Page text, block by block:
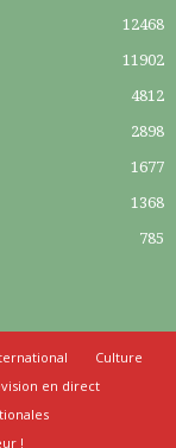
12468
11902
4812
2898
1677
1368
785
Culture
en direct
!